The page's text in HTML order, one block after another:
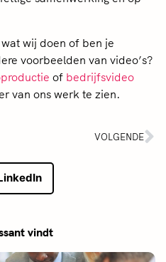
wij doen of ben je
voorbeelden van video’s?
of bedrijfsvideo
van ons werk te zien.
VOLGENDE
vindt